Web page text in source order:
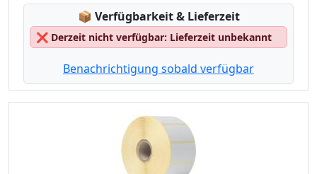
📦 Lagerstatus:
Verfügbarkeit & Lieferzeit
❌ Derzeit nicht verfügbar: Lieferzeit unbekannt
Benachrichtigung sobald verfügbar